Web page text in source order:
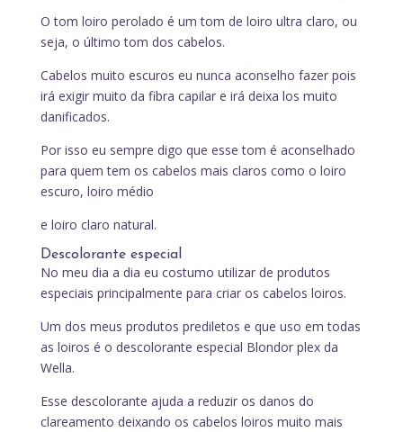
O tom loiro perolado é um tom de loiro ultra claro, ou
seja, o último tom dos cabelos.
Cabelos muito escuros eu nunca aconselho fazer pois
irá exigir muito da fibra capilar e irá deixa los muito
danificados.
Por isso eu sempre digo que esse tom é aconselhado
para quem tem os cabelos mais claros como o loiro
escuro, loiro médio
e loiro claro natural.
Descolorante especial
No meu dia a dia eu costumo utilizar de produtos
especiais principalmente para criar os cabelos loiros.
Um dos meus produtos prediletos e que uso em todas
as loiros é o descolorante especial Blondor plex da
Wella.
Esse descolorante ajuda a reduzir os danos do
clareamento deixando os cabelos loiros muito mais